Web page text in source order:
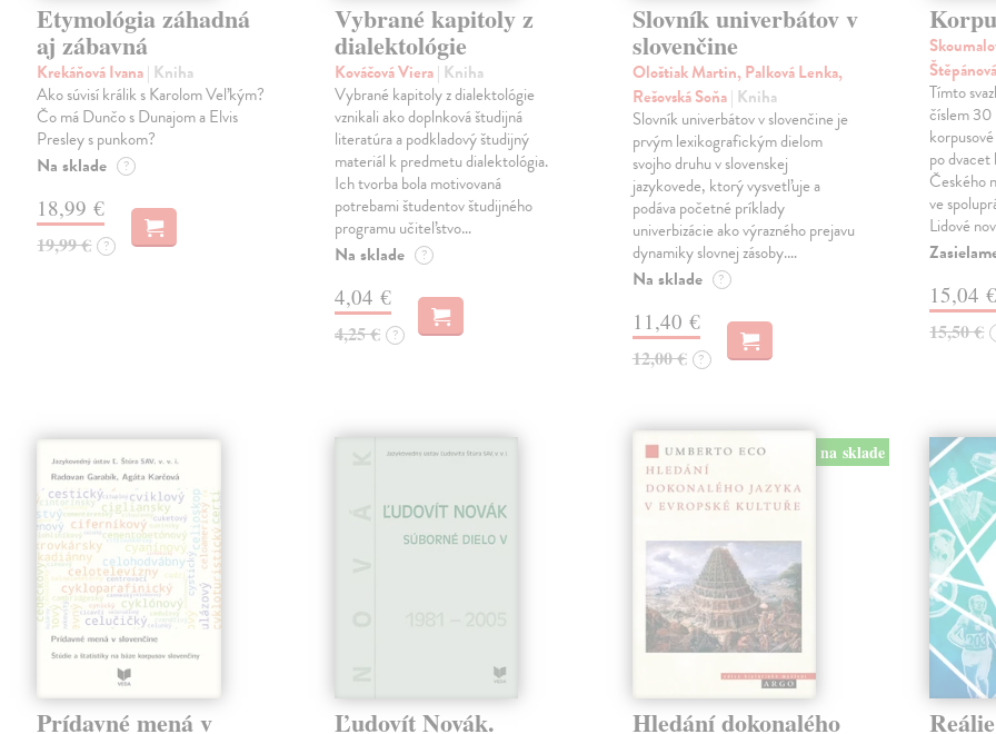
Etymológia záhadná
aj zábavná
Krekáňová Ivana| Kniha
Ako súvisí králik s Karolom Veľkým?
Čo má Dunčo s Dunajom a Elvis
Presley s punkom?
Na sklade ?
18,99 €
19,99 € ?
Vybrané kapitoly z
dialektológie
Kováčová Viera| Kniha
Vybrané kapitoly z dialektológie
vznikali ako doplnková študijná
literatúra a podkladový študijný
materiál k predmetu dialektológia.
Ich tvorba bola motivovaná
potrebami študentov študijného
programu učiteľstvo…
Na sklade ?
4,04 €
4,25 € ?
Slovník univerbátov v
slovenčine
Ološtiak Martin, Palková Lenka,
Rešovská Soňa| Kniha
Slovník univerbátov v slovenčine je
prvým lexikografickým dielom
svojho druhu v slovenskej
jazykovede, ktorý vysvetľuje a
podáva početné príklady
univerbizácie ako výrazného prejavu
dynamiky slovnej zásoby.…
Na sklade ?
11,40 €
12,00 € ?
Tímto
číslem 30
po
Českého
ve
Lidové
15,04
15,50 €
Prídavné mená v Ľudovít Novák.
na sklade
Hledání dokonalého